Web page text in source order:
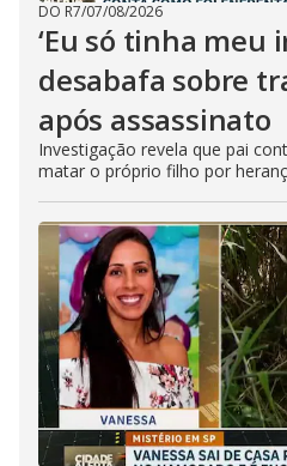
DO R7/07/08/2026
‘Eu só tinha meu
desabafa sobre
após assassinato
Investigação revela que pai
matar o próprio filho por